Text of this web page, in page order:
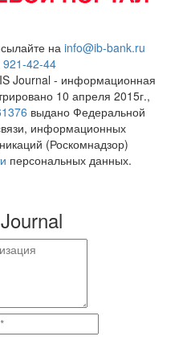
на info@ib-bank.ru
921-42-44
Journal - информационная
10 апреля 2015г.,
выдано Федеральной
информационных
(Роскомнадзор)
персональных данных.